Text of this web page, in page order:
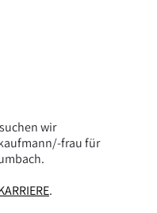
wir
frau für
.